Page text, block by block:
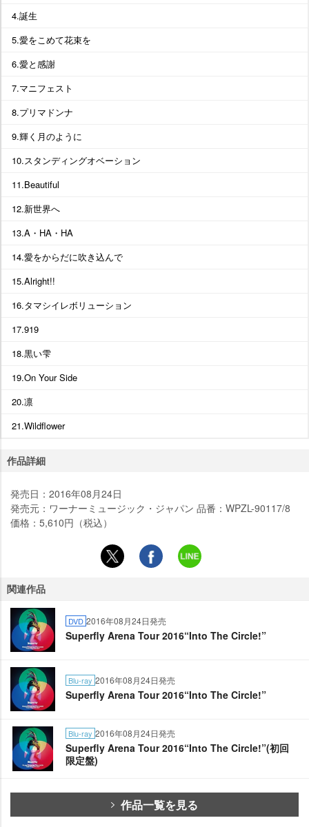
4.誕生
5.愛をこめて花束を
6.愛と感謝
7.マニフェスト
8.プリマドンナ
9.輝く月のように
10.スタンディングオベーション
11.Beautiful
12.新世界へ
13.A・HA・HA
14.愛をからだに吹き込んで
15.Alright!!
16.タマシイレボリューション
17.919
18.黒い雫
19.On Your Side
20.凛
21.Wildflower
作品詳細
発売日：2016年08月24日
発売元：ワーナーミュージック・ジャパン 品番：WPZL-90117/8
価格：5,610円（税込）
関連作品
DVD 2016年08月24日発売
Superfly Arena Tour 2016“Into The Circle!”
Blu-ray 2016年08月24日発売
Superfly Arena Tour 2016“Into The Circle!”
Blu-ray 2016年08月24日発売
Superfly Arena Tour 2016“Into The Circle!”(初回
限定盤)
作品一覧を見る